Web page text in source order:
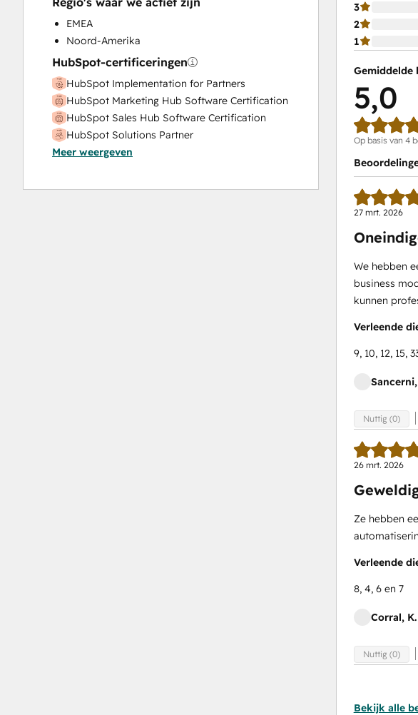
EMEA
Noord-Amerika
HubSpot-certificeringen
HubSpot Implementation for Partners
HubSpot Marketing Hub Software Certification
HubSpot Sales Hub Software Certification
HubSpot Solutions Partner
Inbound Marketing
Revenue Operations
Meer weergeven
3
2
1
Gemiddelde
5,0
Op basis van 4
27 mrt. 2026
We hebben
business
kunnen
Verleende
9, 10, 12, 15,
Sancerni,
Nuttig (0)
26 mrt. 2026
Ze hebben
Verleende
8, 4, 6 en 7
Corral, K.
Nuttig (0)
Bekijk alle